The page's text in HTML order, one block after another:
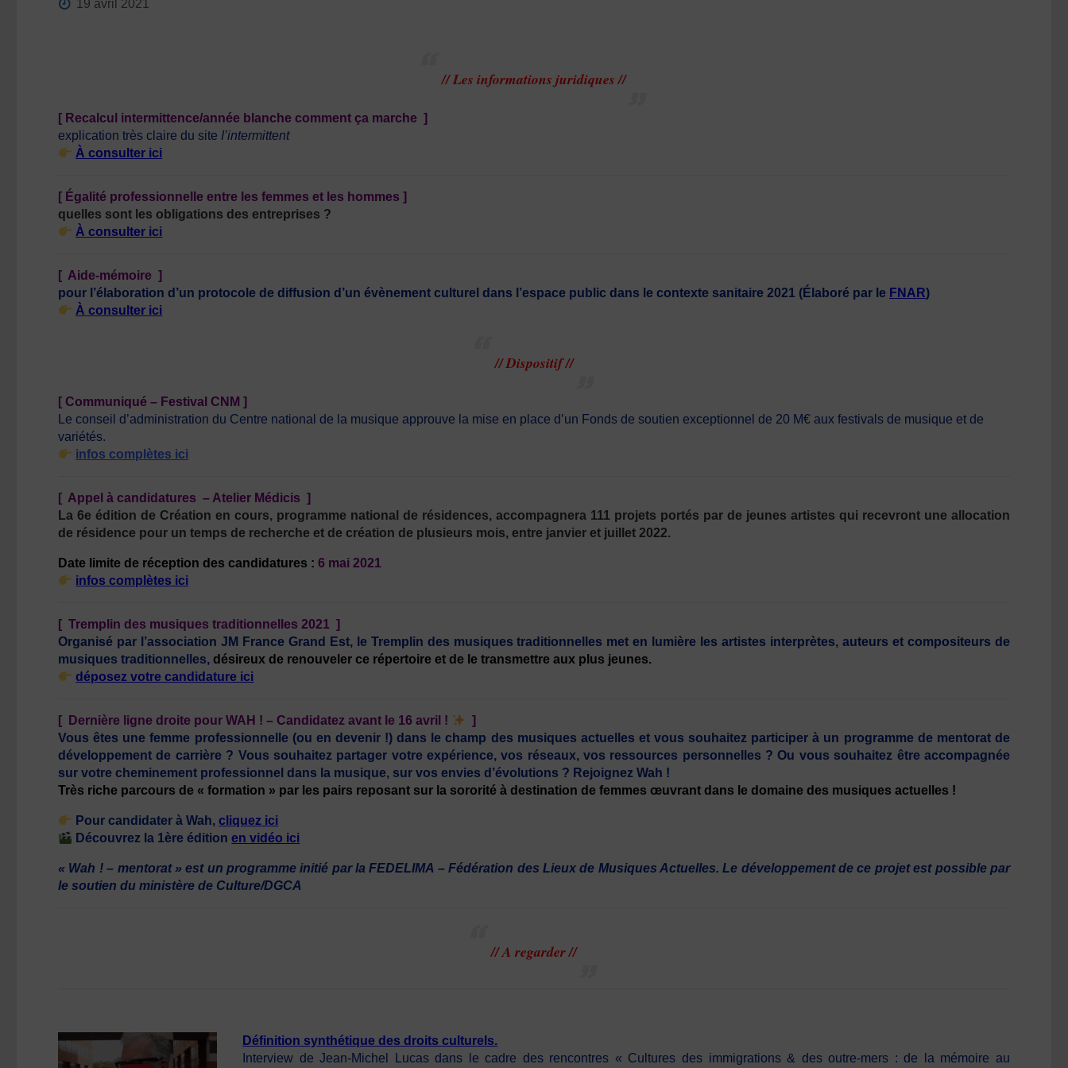
19 avril 2021
// Les informations juridiques //
[ Recalcul intermittence/année blanche comment ça marche ]
explication très claire du site I’intermittent
À consulter ici
[ Égalité professionnelle entre les femmes et les hommes ]
quelles sont les obligations des entreprises ?
À consulter ici
[ Aide-mémoire ]
pour l’élaboration d’un protocole de diffusion d’un évènement culturel dans l’espace public dans le contexte sanitaire 2021 (Élaboré par le FNAR)
À consulter ici
// Dispositif //
[ Communiqué – Festival CNM ]
Le conseil d’administration du Centre national de la musique approuve la mise en place d’un Fonds de soutien exceptionnel de 20 M€ aux festivals de musique et de
variétés.
infos complètes ici
[ Appel à candidatures – Atelier Médicis ]
La 6e édition de Création en cours, programme national de résidences, accompagnera 111 projets portés par de jeunes artistes qui recevront une allocation
de résidence pour un temps de recherche et de création de plusieurs mois, entre janvier et juillet 2022.
Date limite de réception des candidatures :6 mai 2021
infos complètes ici
[ Tremplin des musiques traditionnelles 2021 ]
Organisé par l’association JM France Grand Est, le Tremplin des musiques traditionnelles met en lumière les artistes interprètes, auteurs et compositeurs de
musiques traditionnelles,désireux de renouveler ce répertoire et de le transmettre aux plus jeunes.
déposez votre candidature ici
[ Dernière ligne droite pour WAH ! – Candidatez avant le 16 avril !
]
Vous êtes une femme professionnelle (ou en devenir !) dans le champ des musiques actuelles et vous souhaitez participer à un programme de mentorat de
développement de carrière ? Vous souhaitez partager votre expérience, vos réseaux, vos ressources personnelles ? Ou vous souhaitez être accompagnée
sur votre cheminement professionnel dans la musique, sur vos envies d’évolutions ? Rejoignez Wah !
Très riche parcours de « formation » par les pairs reposant sur la sororité à destination de femmes œuvrant dans le domaine des musiques actuelles !
Pour candidater à Wah,cliquez ici
Découvrez la 1ère éditionen vidéo ici
« Wah ! – mentorat » est un programme initié par la FEDELIMA – Fédération des Lieux de Musiques Actuelles. Le développement de ce projet est possible par
le soutien du ministère de Culture/DGCA
// A regarder //
Définition synthétique des droits culturels.
Interview de Jean-Michel Lucas dans le cadre des rencontres « Cultures des immigrations & des outre-mers : de la mémoire au